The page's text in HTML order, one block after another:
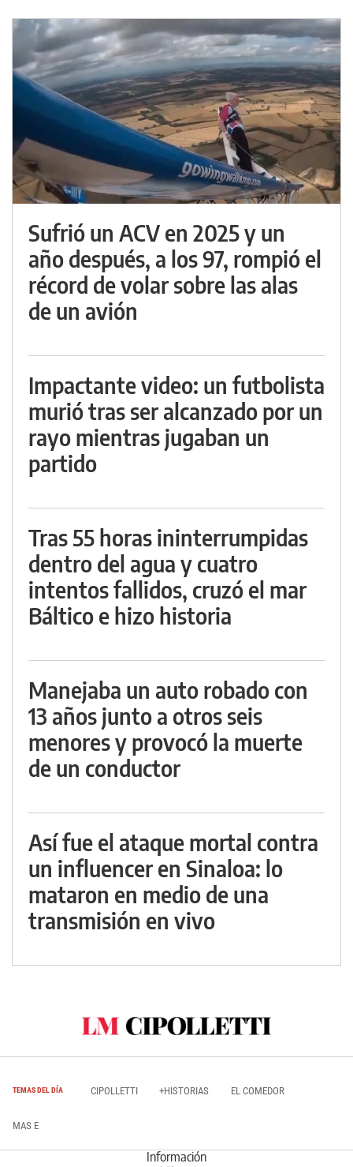
Sufrió un ACV en 2025 y un
año después, a los 97, rompió el
récord de volar sobre las alas
de un avión
Impactante video: un futbolista
murió tras ser alcanzado por un
rayo mientras jugaban un
partido
Tras 55 horas ininterrumpidas
dentro del agua y cuatro
intentos fallidos, cruzó el mar
Báltico e hizo historia
Manejaba un auto robado con
13 años junto a otros seis
menores y provocó la muerte
de un conductor
Así fue el ataque mortal contra
un influencer en Sinaloa: lo
mataron en medio de una
transmisión en vivo
TEMAS DEL DÍA CIPOLLETTI +HISTORIAS EL COMEDOR
MAS E
Información